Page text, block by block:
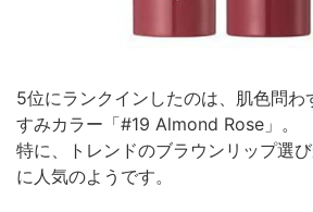
5位にランクインしたのは、肌色問わ
すみカラー「#19 Almond Rose」。
特に、トレンドのブラウンリップ選
に人気のようです。